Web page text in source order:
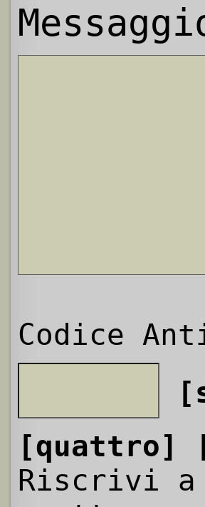
Codice
[quattro]
Riscrivi